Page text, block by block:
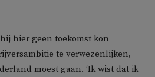
hier geen toekomst kon
te verwezenlijken,
moest gaan. ‘Ik wist dat ik